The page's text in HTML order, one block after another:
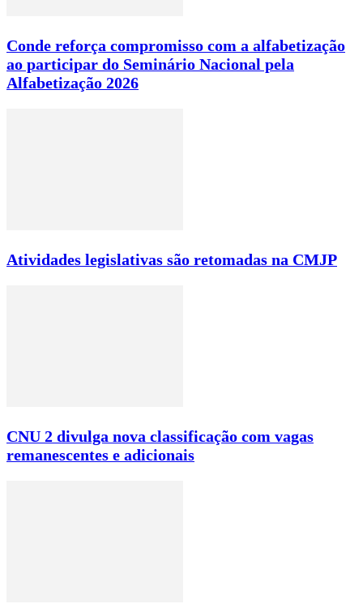
Conde reforça compromisso com a alfabetização
ao participar do Seminário Nacional pela
Alfabetização 2026
Atividades legislativas são retomadas na CMJP
CNU 2 divulga nova classificação com vagas
remanescentes e adicionais